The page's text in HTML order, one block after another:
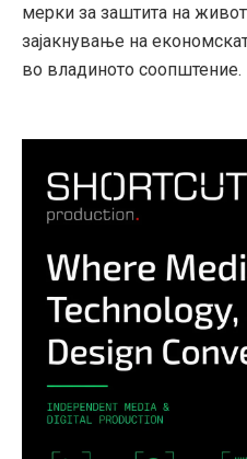
мерки за заштита на
зајакнување на
во владиното соопштение.